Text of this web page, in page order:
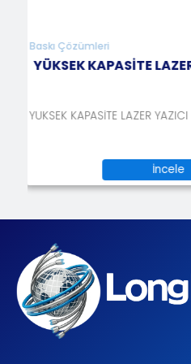
Çözümleri
KAPASİTE LAZER
KAPASİTE LAZER YAZICI